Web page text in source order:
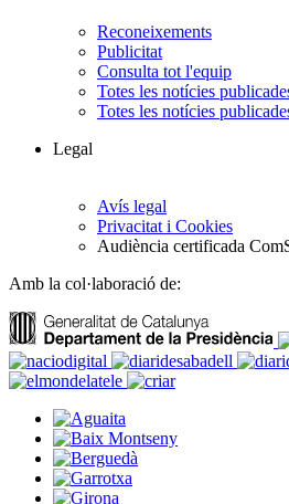
Reconeixements
Publicitat
Consulta tot l'equip
Totes les notícies
Totes les notícies
Legal
Avís legal
Privacitat i Cookies
Audiència certificada
Amb la col·laboració de: